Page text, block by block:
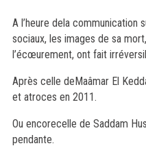
A l’heure dela communication
sociaux, les images de sa
l’écœurement, ont fait
Après celle deMaâmar El
et atroces en 2011.
Ou encorecelle de Saddam
pendante.